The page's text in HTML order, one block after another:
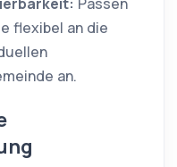
flexibel an die
an.